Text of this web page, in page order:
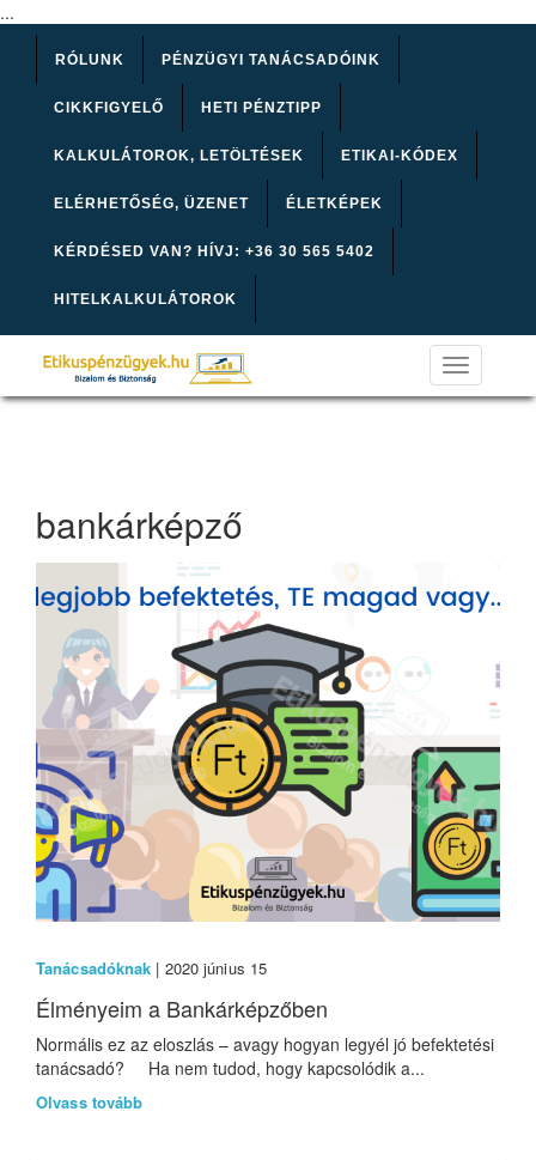
...
RÓLUNK PÉNZÜGYI TANÁCSADÓINK
CIKKFIGYELŐ HETI PÉNZTIPP
KALKULÁTOROK, LETÖLTÉSEK ETIKAI-KÓDEX
ELÉRHETŐSÉG, ÜZENET ÉLETKÉPEK
KÉRDÉSED VAN? HÍVJ: +36 30 565 5402
HITELKALKULÁTOROK
Toggle
navigation
bankárképző
Tanácsadóknak | 2020 június 15
Élményeim a Bankárképzőben
Normális ez az eloszlás – avagy hogyan legyél jó befektetési
tanácsadó? Ha nem tudod, hogy kapcsolódik a...
Olvass tovább